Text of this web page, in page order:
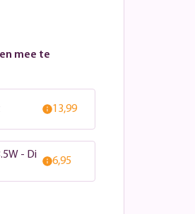
mee te
13,99
- Di
6,95